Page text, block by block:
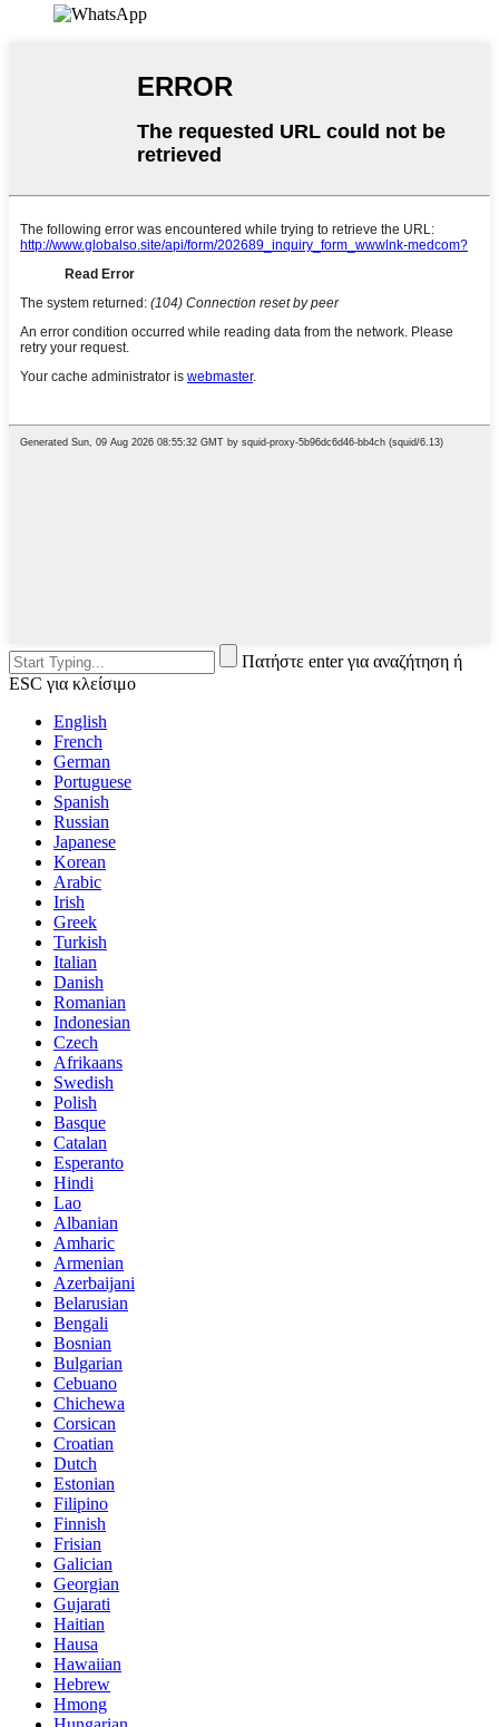
Πατήστε enter για αναζήτηση ή
ESC για κλείσιμο
English
French
German
Portuguese
Spanish
Russian
Japanese
Korean
Arabic
Irish
Greek
Turkish
Italian
Danish
Romanian
Indonesian
Czech
Afrikaans
Swedish
Polish
Basque
Catalan
Esperanto
Hindi
Lao
Albanian
Amharic
Armenian
Azerbaijani
Belarusian
Bengali
Bosnian
Bulgarian
Cebuano
Chichewa
Corsican
Croatian
Dutch
Estonian
Filipino
Finnish
Frisian
Galician
Georgian
Gujarati
Haitian
Hausa
Hawaiian
Hebrew
Hmong